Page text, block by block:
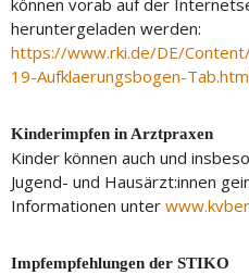
können vorab auf der
heruntergeladen werden:
https://www.rki.de/DE/
19-Aufklaerungsbogen-
Kinderimpfen in Arztpraxen
Kinder können auch und
Jugend- und Hausärzt:innen
Informationen unter
Impfempfehlungen der STIKO